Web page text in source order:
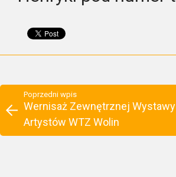
Poprzedni wpis
Wernisaż Zewnętrznej
Artystów WTZ Wolin